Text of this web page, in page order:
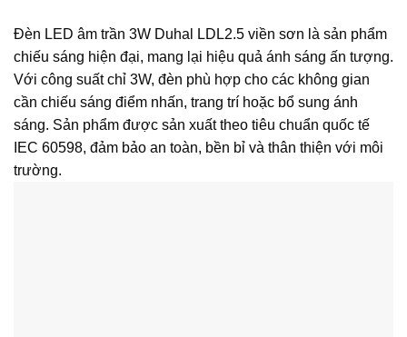
Đèn LED âm trần 3W Duhal LDL2.5 viền sơn là sản phẩm
chiếu sáng hiện đại, mang lại hiệu quả ánh sáng ấn tượng.
Với công suất chỉ 3W, đèn phù hợp cho các không gian
cần chiếu sáng điểm nhấn, trang trí hoặc bổ sung ánh
sáng. Sản phẩm được sản xuất theo tiêu chuẩn quốc tế
IEC 60598, đảm bảo an toàn, bền bỉ và thân thiện với môi
trường.